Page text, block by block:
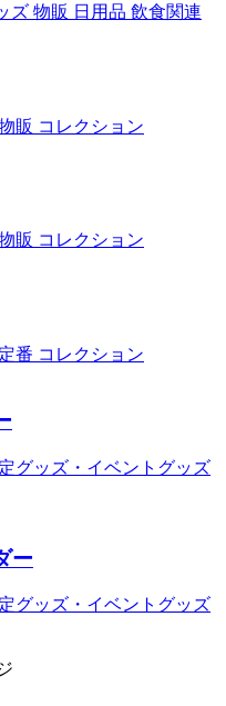
ズ 物販 日用品 飲食関連
販 コレクション
販 コレクション
定番 コレクション
グッズ・イベントグッズ
ー
グッズ・イベントグッズ